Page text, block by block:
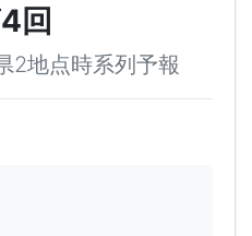
回
2地点時系列予報